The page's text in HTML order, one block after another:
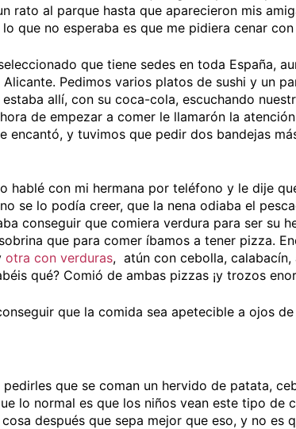
rato al parque hasta que aparecieron mis
que no esperaba es que me pidiera cenar
que tiene sedes en toda España,
Pedimos varios platos de sushi y un
allí, con su coca-cola, escuchando
de empezar a comer le llamarón la
encantó, y tuvimos que pedir dos bandejas
hablé con mi hermana por teléfono y le dije
se lo podía creer, que la nena odiaba el
conseguir que comiera verdura para ser su
que para comer íbamos a tener pizza.
otra con verduras, atún con cebolla, calabacín,
qué? Comió de ambas pizzas ¡y trozos
que la comida sea apetecible a ojos
que se coman un hervido de patata,
lo normal es que los niños vean este tipo de
después que sepa mejor que eso, y no es